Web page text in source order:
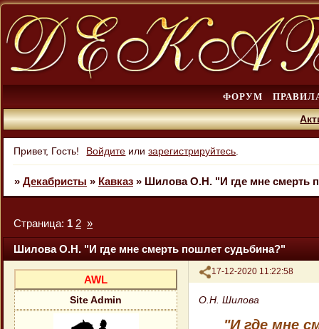
ФОРУМ
Привет, Гость! Войдите илизарегистрируйтесь
» Декабристы » Кавказ » Шилова О.Н. "И где мне смерть
Шилова О.Н. "И где мне смерть пошлет судьбина?"
Страница: 1 2 »
Поделиться
17-12-2020 11:22:58
AWL
Site Admin О.Н. Шилова
"И где мне